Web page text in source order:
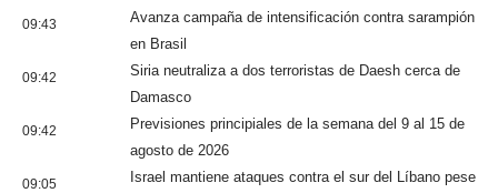
09:43
Avanza campaña de intensificación contra sarampión
en Brasil
09:42
Siria neutraliza a dos terroristas de Daesh cerca de
Damasco
09:42
Previsiones principiales de la semana del 9 al 15 de
agosto de 2026
09:05
Israel mantiene ataques contra el sur del Líbano pese